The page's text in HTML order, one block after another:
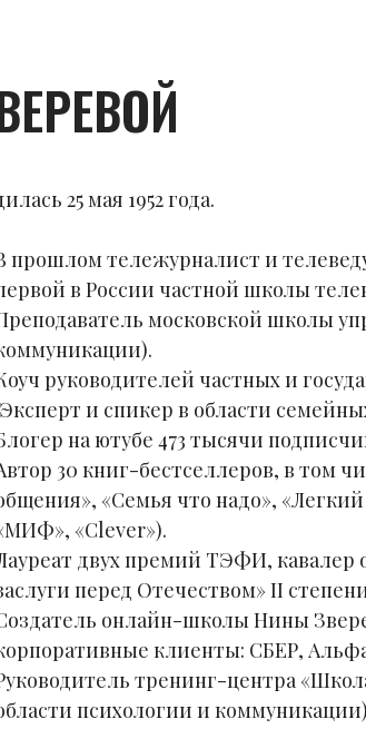
25 мая 1952 года.
прошлом тележурналист и
в России частной школы
московской школы
руководителей частных и
Эксперт и спикер в области
на ютубе 473 тысячи
30 книг-бестселлеров, в том
«Семья что надо»,
«Clever»).
двух премий ТЭФИ, кавалер
перед Отечеством» II
онлайн-школы Нины
клиенты: СБЕР,
тренинг-центра
психологии и